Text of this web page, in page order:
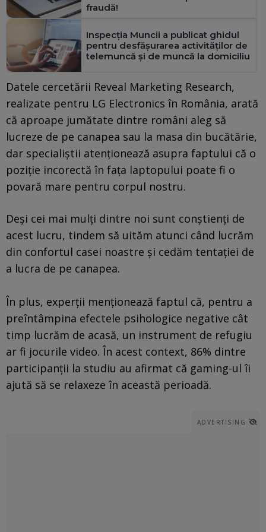
fraudă!
Inspecţia Muncii a publicat ghidul
pentru desfăşurarea activităţilor de
telemuncă şi de muncă la domiciliu
Datele cercetării Reveal Marketing Research,
realizate pentru LG Electronics în România, arată
că aproape jumătate dintre români aleg să
lucreze de pe canapea sau la masa din bucătărie,
dar specialiştii atenţionează asupra faptului că o
poziţie incorectă în faţa laptopului poate fi o
povară mare pentru corpul nostru.
Deşi cei mai mulţi dintre noi sunt conştienţi de
acest lucru, tindem să uităm atunci când lucrăm
din confortul casei noastre şi cedăm tentaţiei de
a lucra de pe canapea.
În plus, experţii menţionează faptul că, pentru a
preîntâmpina efectele psihologice negative cât
timp lucrăm de acasă, un instrument de refugiu
ar fi jocurile video. În acest context, 86% dintre
participanţii la studiu au afirmat că gaming-ul îi
ajută să se relaxeze în această perioadă.
ADVERTISING